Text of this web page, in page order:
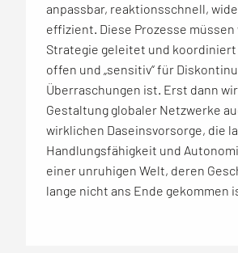
anpassbar, reaktionsschnell,
effizient. Diese Prozesse müssen
Strategie geleitet und koordiniert
offen und „sensitiv“ für
Überraschungen ist. Erst dann
Gestaltung globaler Netzwerke
wirklichen Daseinsvorsorge, die
Handlungsfähigkeit und
einer unruhigen Welt, deren
lange nicht ans Ende gekommen